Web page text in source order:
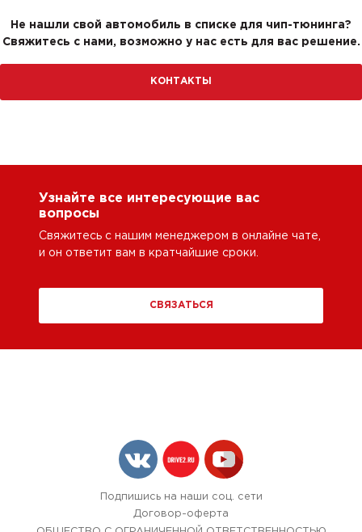
Не нашли свой автомобиль в списке для чип-тюнинга?
Свяжитесь с нами, возможно у нас есть для вас решение.
КОНТАКТЫ
Узнайте все интересующие вас
вопросы
Свяжитесь с нашим менеджером в онлайне чате,
и он ответит вам в кратчайшие сроки.
СВЯЗАТЬСЯ
Подпишись на наши соц. сети
Договор-оферта